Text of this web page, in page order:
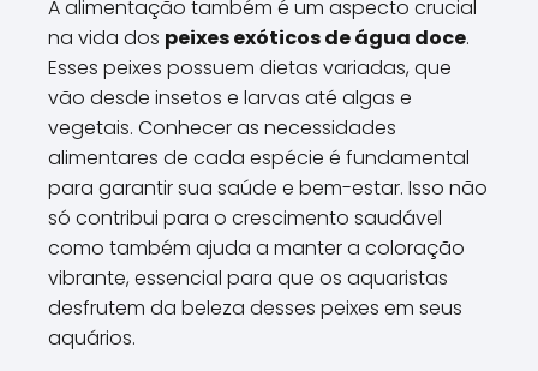
A alimentação também é um aspecto crucial
na vida dos peixes exóticos de água doce.
Esses peixes possuem dietas variadas, que
vão desde insetos e larvas até algas e
vegetais. Conhecer as necessidades
alimentares de cada espécie é fundamental
para garantir sua saúde e bem-estar. Isso não
só contribui para o crescimento saudável
como também ajuda a manter a coloração
vibrante, essencial para que os aquaristas
desfrutem da beleza desses peixes em seus
aquários.